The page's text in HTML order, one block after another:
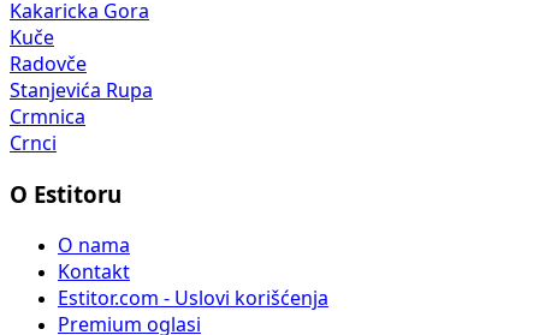
Kakaricka Gora
Kuče
Radovče
Stanjevića Rupa
Crmnica
Crnci
O Estitoru
O nama
Kontakt
Estitor.com - Uslovi korišćenja
Premium oglasi